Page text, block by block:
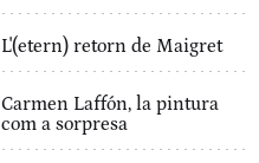
L'(etern) retorn de Maigret
Carmen Laffón, la pintura
com a sorpresa